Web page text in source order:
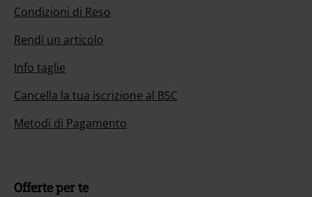
Condizioni di Reso
Rendi un articolo
Info taglie
Cancella la tua iscrizione al BSC
Metodi di Pagamento
Offerte per te